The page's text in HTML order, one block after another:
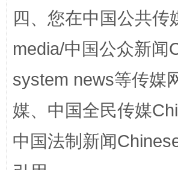
完善运行机制助力责任有效落实
四、您在中国公共传
media/中国公众新闻
system news等传媒
媒、中国全民传媒
中国法制新闻